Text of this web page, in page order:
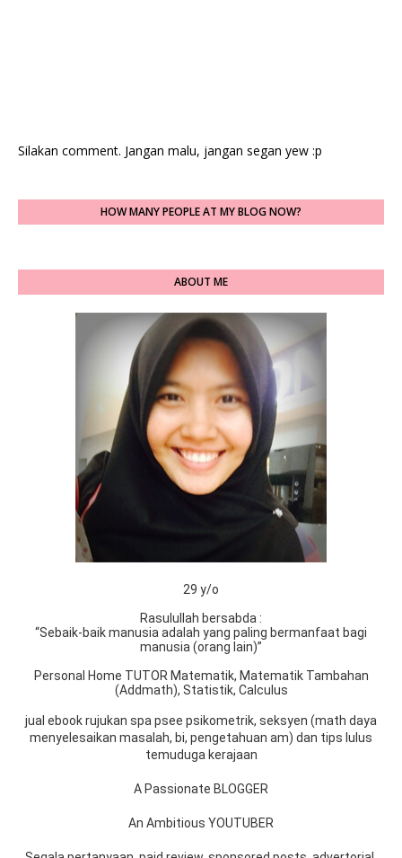
Silakan comment. Jangan malu, jangan segan yew :p
HOW MANY PEOPLE AT MY BLOG NOW?
ABOUT ME
29 y/o
Rasulullah bersabda :
“Sebaik-baik manusia adalah yang paling bermanfaat bagi
manusia (orang lain)”
Personal Home TUTOR Matematik, Matematik Tambahan
(Addmath), Statistik, Calculus
jual ebook rujukan spa psee psikometrik, seksyen (math daya
menyelesaikan masalah, bi, pengetahuan am) dan tips lulus
temuduga kerajaan
A Passionate BLOGGER
An Ambitious YOUTUBER